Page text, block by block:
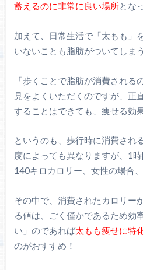
蓄えるのに非常に良い場所とな
加えて、日常生活で「太もも」
いないことも脂肪がついてしま
「歩くことで脂肪が消費される
見をよくいただくのですが、正
することはできても、痩せる効
というのも、歩行時に消費され
度によっても異なりますが、1
140キロカロリー、女性の場合
その中で、消費されたカロリー
る値は、ごく僅かであるため効
い」のであれば太もも痩せに特
のがおすすめ！